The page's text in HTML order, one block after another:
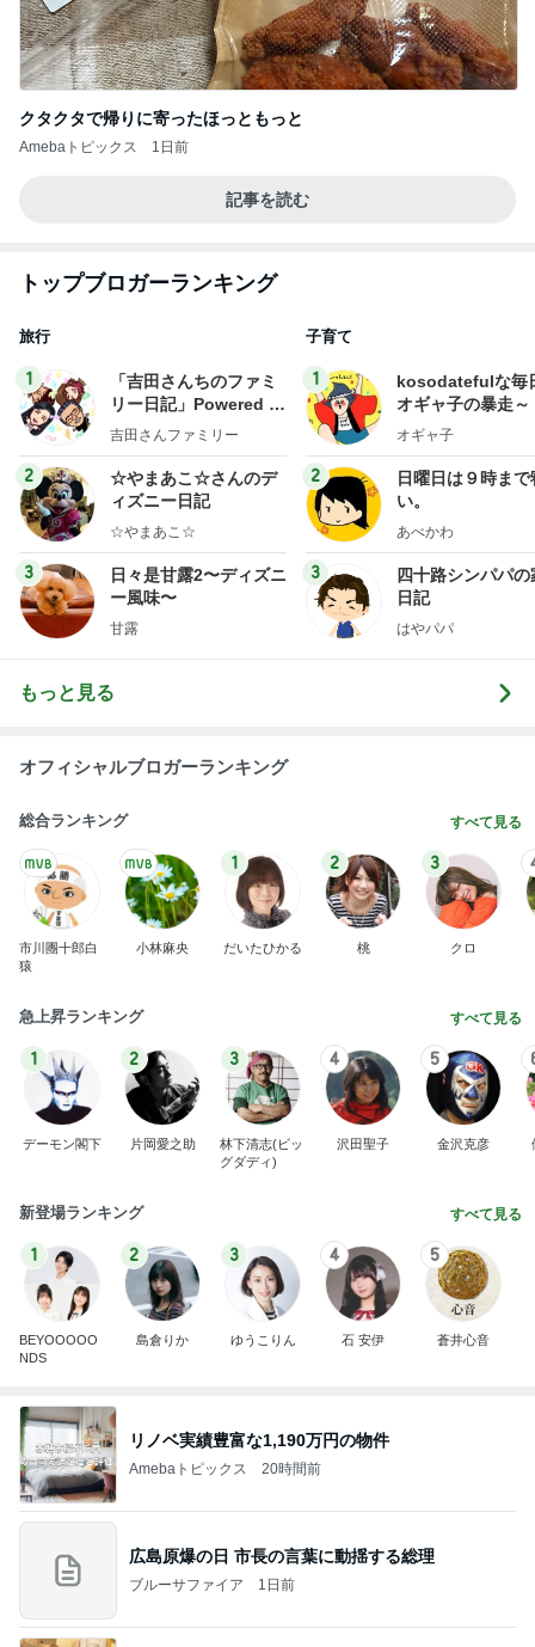
クタクタで帰りに寄ったほっともっと
Amebaトピックス 1日前
記事を読む
トップブロガーランキング
旅行
1
「吉田さんちのファミ
リー日記」Powered b
y Ameba 吉田さんファ
ログ
吉田さんファミリー
2
☆やまあこ☆さんのデ
ィズニー日記
☆やまあこ☆
3
日々是甘露2〜ディズニ
ー風味〜
甘露
子育て
1
kosodatefulな毎
オギャ子の暴走～
オギャ子
2
日曜日は９時まで
い。
あべかわ
3
四十路シンパパの
日記
はやパパ
もっと見る
オフィシャルブロガーランキング
総合ランキング すべて見る
市川團十郎白
猿
小林麻央
1
だいたひかる
2
桃
3
クロ
急上昇ランキング すべて見る
1
デーモン閣下
2
片岡愛之助
3
林下清志(ビッ
グダディ)
4
沢田聖子
5
金沢克彦
新登場ランキング すべて見る
1
BEYOOOOO
NDS
2
島倉りか
3
ゆうこりん
4
石 安伊
5
蒼井心音
リノベ実績豊富な1,190万円の物件
Amebaトピックス 20時間前
広島原爆の日 市長の言葉に動揺する総理
ブルーサファイア 1日前